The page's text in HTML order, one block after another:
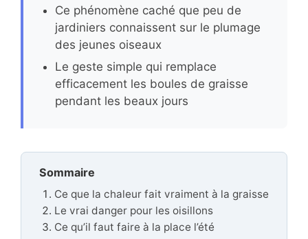
Ce phénomène caché que peu de
jardiniers connaissent sur le plumage
des jeunes oiseaux
Le geste simple qui remplace
efficacement les boules de graisse
pendant les beaux jours
Sommaire
Ce que la chaleur fait vraiment à la graisse
Le vrai danger pour les oisillons
Ce qu’il faut faire à la place l’été